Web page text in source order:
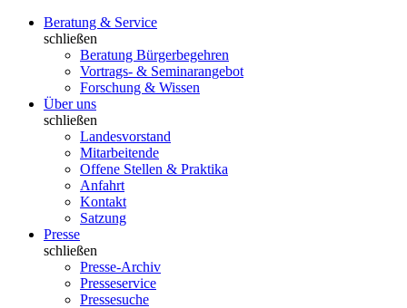
Beratung & Service
schließen
Beratung Bürgerbegehren
Vortrags- & Seminarangebot
Forschung & Wissen
Über uns
schließen
Landesvorstand
Mitarbeitende
Offene Stellen & Praktika
Anfahrt
Kontakt
Satzung
Presse
schließen
Presse-Archiv
Presseservice
Pressesuche